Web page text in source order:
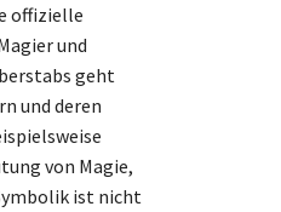
offizielle
und
geht
und deren
von Magie,
ist nicht